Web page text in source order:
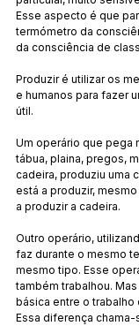
Esse aspecto é que
termómetro da
da consciência de
Produzir é utilizar os
e humanos para fazer
útil.
Um operário que pega
tábua, plaina, pregos,
cadeira, produziu uma
está a produzir,
a produzir a cadeira.
Outro operário,
faz durante o mesmo
mesmo tipo. Esse
também trabalhou.
básica entre o
Essa diferença